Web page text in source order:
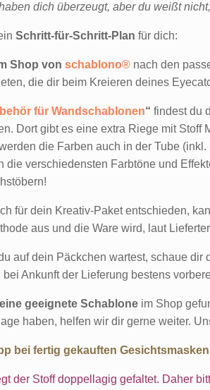
dich überzeugt, aber du weißt
Schritt-für-Schritt-Plan für dich:
Shop von schablono®nach den
die dir beim Kreieren deines
für Wandschablonen“ findest du
Dort gibt es eine extra Riege mit Stoff
die Farben auch in der Tube
die verschiedensten Farbtöne und
für dein Kreativ-Paket entschieden,
aus und die Ware wird, laut
auf dein Päckchen wartest, schaue dir
bei Ankunft der Lieferung bestens
geeignete Schabloneim Shop
haben, helfen wir dir gerne weiter.
bei fertig gekauften
der Stoff doppellagig gefaltet. Daher